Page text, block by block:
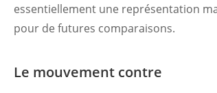
essentiellement une représentation
pour de futures comparaisons.
Le mouvement contre